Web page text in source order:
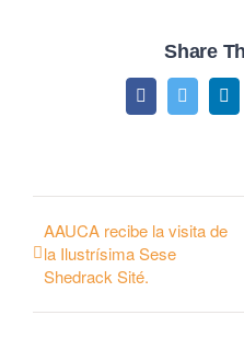
Share
FacebookTwitter
AAUCA recibe la visita de
la Ilustrísima Sese
Shedrack Sité.